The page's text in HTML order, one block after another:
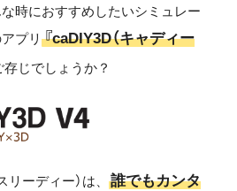
時におすすめしたいシミュレー
プリ 『caDIY3D（キャディー
存じでしょうか？
ーディー）は、
誰でもカンタ